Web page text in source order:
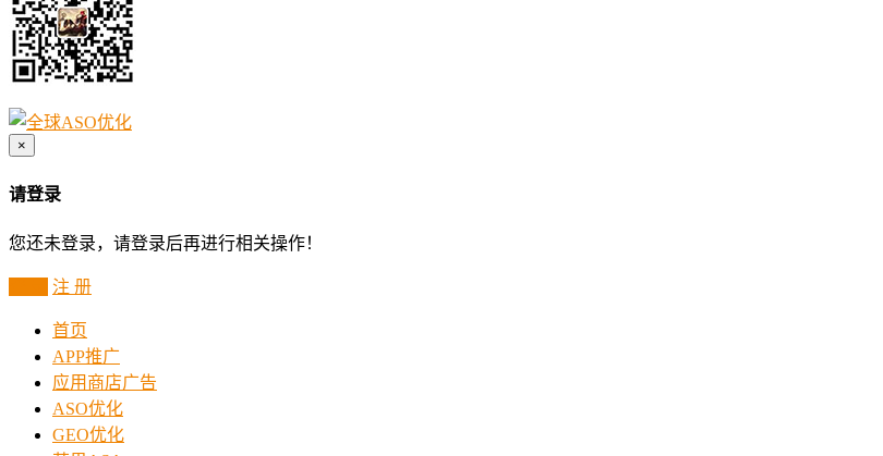
×
请登录
您还未登录，请登录后再进行相关操作！
注 册
首页
APP推广
应用商店广告
ASO优化
GEO优化